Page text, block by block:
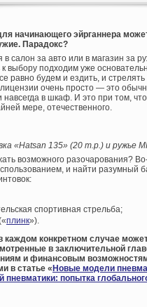
начинающего эйрганнера
Парадокс?
в салон за авто или в магазин за
выбору подходим уже
равно будем и ездить, и
очень просто — это
в шкаф. И это при том,
мере, отечественного.
«Hatsan 135» (20 т.р.) и ружье
возможного разочарования?
и найти разумный
спортивная стрельба;
плинк»).
каждом конкретном случае
в заключительной
и финансовым
в статье « Новые модели
пневматики: попытка